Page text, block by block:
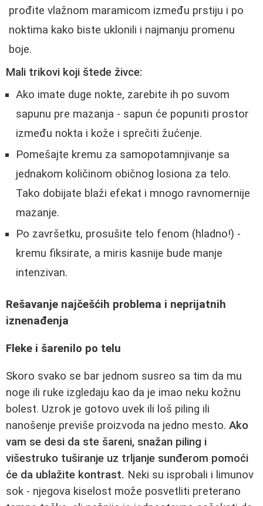
prođite vlažnom maramicom između prstiju i po
noktima kako biste uklonili i najmanju promenu
boje.
Mali trikovi koji štede živce:
Ako imate duge nokte, zarebite ih po suvom
sapunu pre mazanja - sapun će popuniti prostor
između nokta i kože i sprečiti žućenje.
Pomešajte kremu za samopotamnjivanje sa
jednakom količinom običnog losiona za telo.
Tako dobijate blaži efekat i mnogo ravnomernije
mazanje.
Po završetku, prosušite telo fenom (hladno!) -
kremu fiksirate, a miris kasnije bude manje
intenzivan.
Rešavanje najčešćih problema i neprijatnih
iznenađenja
Fleke i šarenilo po telu
Skoro svako se bar jednom susreo sa tim da mu
noge ili ruke izgledaju kao da je imao neku kožnu
bolest. Uzrok je gotovo uvek ili loš piling ili
nanošenje previše proizvoda na jedno mesto. Ako
vam se desi da ste šareni, snažan piling i
višestruko tuširanje uz trljanje sunđerom pomoći
će da ublažite kontrast. Neki su isprobali i limunov
sok - njegova kiselost može posvetliti preterano